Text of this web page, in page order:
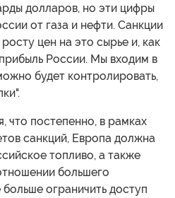
долларов, но эти цифры
от газа и нефти. Санкции
цен на это сырье и, как
России. Мы входим в
будет контролировать,
что постепенно, в рамках
санкций, Европа должна
топливо, а также
большего
ограничить доступ